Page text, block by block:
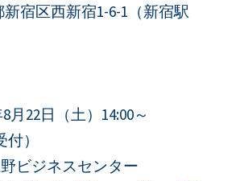
区西新宿1-6-1（新宿駅
月22日（土）14:00～
）
ビジネスセンター